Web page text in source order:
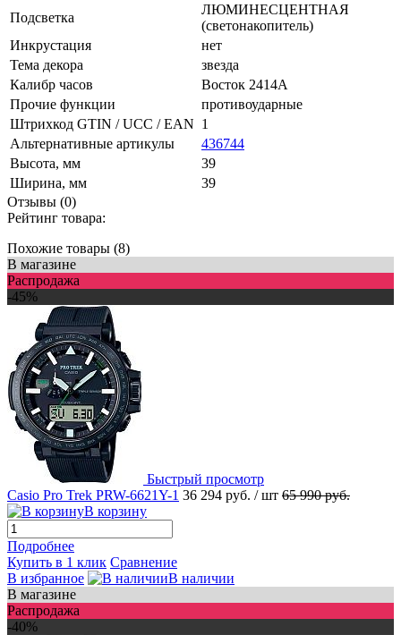
Подсветка
ЛЮМИНЕСЦЕНТНАЯ
(светонакопитель)
Инкрустация
нет
Тема декора
звезда
Калибр часов
Восток 2414А
Прочие функции
противоударные
Штрихкод GTIN / UCC / EAN 1
Альтернативные артикулы
436744
Высота, мм
39
Ширина, мм
39
Отзывы (0)
Рейтинг товара:
Похожие товары (8)
В магазине
Распродажа
-45%
Быстрый просмотр
Casio Pro Trek PRW-6621Y-1 36 294 руб. / шт 65 990 руб.
В корзину
Подробнее
Купить в 1 клик Сравнение
В избранное
В наличии
В магазине
Распродажа
-40%